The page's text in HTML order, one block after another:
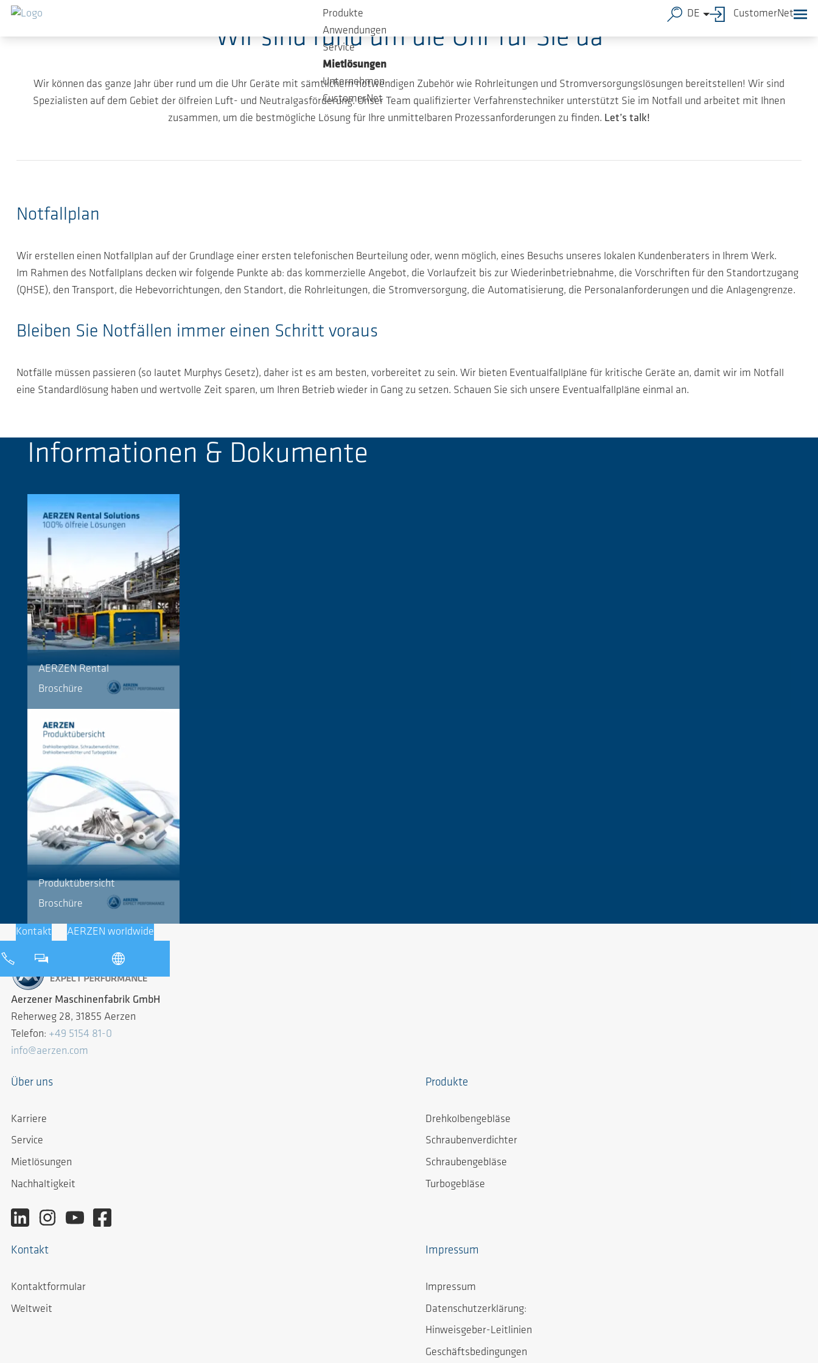
Zum Hauptinhalt springen
Produkte
Anwendungen
Service
Mietlösungen
Unternehmen
CustomerNet
DE CustomerNet
Wir sind rund um die Uhr für Sie da
Wir können das ganze Jahr über rund um die Uhr Geräte mit sämtlichem notwendigen Zubehör wie Rohrleitungen und Stromversorgungslösungen bereitstellen! Wir sind
Spezialisten auf dem Gebiet der ölfreien Luft- und Neutralgasförderung. Unser Team qualifizierter Verfahrenstechniker unterstützt Sie im Notfall und arbeitet mit Ihnen
zusammen, um die bestmögliche Lösung für Ihre unmittelbaren Prozessanforderungen zu finden. Let’s talk!
Notfallplan
Wir erstellen einen Notfallplan auf der Grundlage einer ersten telefonischen Beurteilung oder, wenn möglich, eines Besuchs unseres lokalen Kundenberaters in Ihrem Werk.
Im Rahmen des Notfallplans decken wir folgende Punkte ab: das kommerzielle Angebot, die Vorlaufzeit bis zur Wiederinbetriebnahme, die Vorschriften für den Standortzugang
(QHSE), den Transport, die Hebevorrichtungen, den Standort, die Rohrleitungen, die Stromversorgung, die Automatisierung, die Personalanforderungen und die Anlagengrenze.
Bleiben Sie Notfällen immer einen Schritt voraus
Notfälle müssen passieren (so lautet Murphys Gesetz), daher ist es am besten, vorbereitet zu sein. Wir bieten Eventualfallpläne für kritische Geräte an, damit wir im Notfall
eine Standardlösung haben und wertvolle Zeit sparen, um Ihren Betrieb wieder in Gang zu setzen. Schauen Sie sich unsere Eventualfallpläne einmal an.
Informationen & Dokumente
AERZEN Rental
Broschüre
Produktübersicht
Broschüre
Kontakt AERZEN worldwide
Aerzener Maschinenfabrik GmbH
Reherweg 28, 31855 Aerzen
Telefon: +49 5154 81-0
info@aerzen.com
Über uns
Karriere
Service
Mietlösungen
Nachhaltigkeit
Produkte
Drehkolbengebläse
Schraubenverdichter
Schraubengebläse
Turbogebläse
Kontakt
Kontaktformular
Weltweit
Impressum
Impressum
Datenschutzerklärung:
Hinweisgeber-Leitlinien
Geschäftsbedingungen